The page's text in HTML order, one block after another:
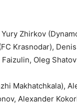
Zhirkov
Krasnodar),
Oleg
Makhatchkala),
Alexander